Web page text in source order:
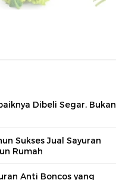
Dibeli Segar, Bukan
Sukses Jual Sayuran
Rumah
Anti Boncos yang